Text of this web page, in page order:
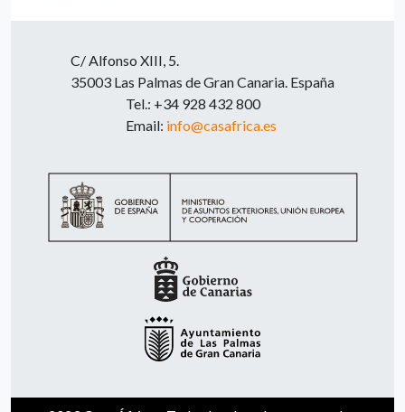
C/ Alfonso XIII, 5.
35003 Las Palmas de Gran Canaria. España
Tel.: +34 928 432 800
Email: info@casafrica.es